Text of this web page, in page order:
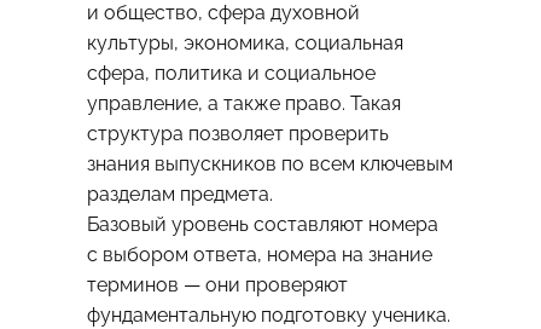
и общество, сфера духовной
культуры, экономика, социальная
сфера, политика и социальное
управление, а также право. Такая
структура позволяет проверить
знания выпускников по всем ключевым
разделам предмета.
Базовый уровень составляют номера
с выбором ответа, номера на знание
терминов — они проверяют
фундаментальную подготовку ученика.